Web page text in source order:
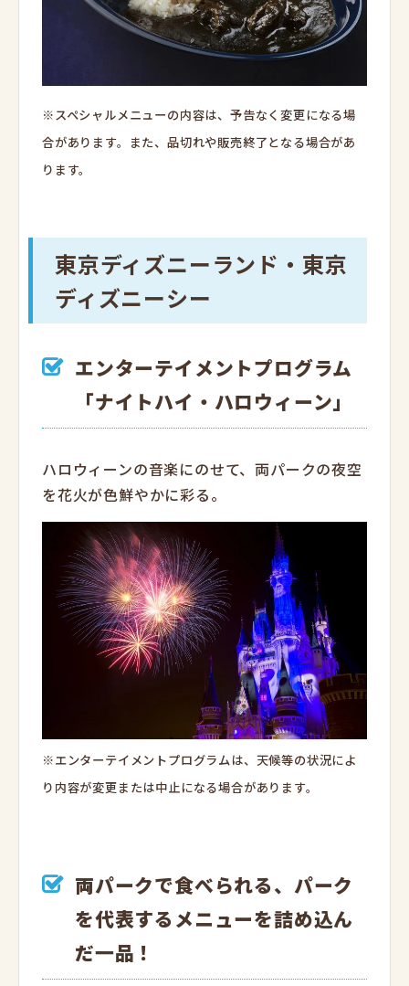
※スペシャルメニューの内容は、予告なく変更になる場
合があります。
また、品切れや販売終了となる場合があ
ります。
東京ディズニーランド・東京
ディズニーシー
エンターテイメントプログラム
「ナイトハイ・ハロウィーン」
ハロウィーンの音楽にのせて、両パークの夜空
を花火が色鮮やかに彩る。
※エンターテイメントプログラムは、天候等の状況によ
り内容が変更または中止になる場合があります。
両パークで食べられる、パーク
を代表するメニューを詰め込ん
だ一品！